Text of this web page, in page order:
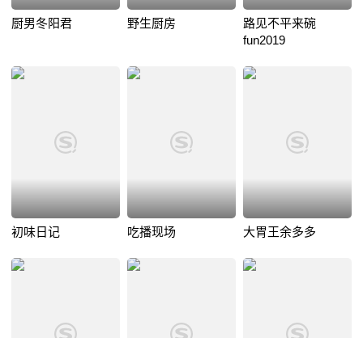
厨男冬阳君 野生厨房
路见不平来碗
fun2019
初味日记 吃播现场 大胃王余多多